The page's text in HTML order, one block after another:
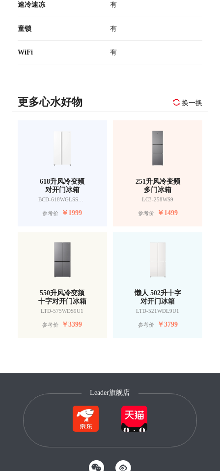
速冷速冻 有
童锁 有
WiFi 有
更多心水好物 换一换
618升风冷变频
对开门冰箱
BCD-618WGLSSEDW9
参考价 ￥1999
251升风冷变频
多门冰箱
LC3-258WS9
参考价 ￥1499
550升风冷变频
十字对开门冰箱
LTD-575WDS9U1
参考价 ￥3399
懒人 502升十字
对开门冰箱
LTD-521WDL9U1
参考价 ￥3799
Leader旗舰店